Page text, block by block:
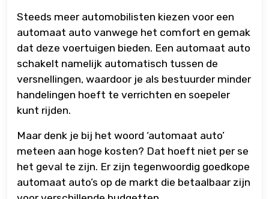
Steeds meer automobilisten kiezen voor een
automaat auto vanwege het comfort en gemak
dat deze voertuigen bieden. Een automaat auto
schakelt namelijk automatisch tussen de
versnellingen, waardoor je als bestuurder minder
handelingen hoeft te verrichten en soepeler
kunt rijden.
Maar denk je bij het woord ‘automaat auto’
meteen aan hoge kosten? Dat hoeft niet per se
het geval te zijn. Er zijn tegenwoordig goedkope
automaat auto’s op de markt die betaalbaar zijn